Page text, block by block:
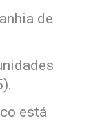
de
está